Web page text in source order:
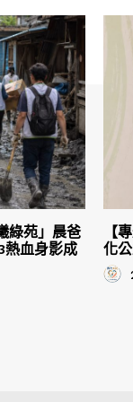
綠苑」晨爸
熱血身影成
【
化